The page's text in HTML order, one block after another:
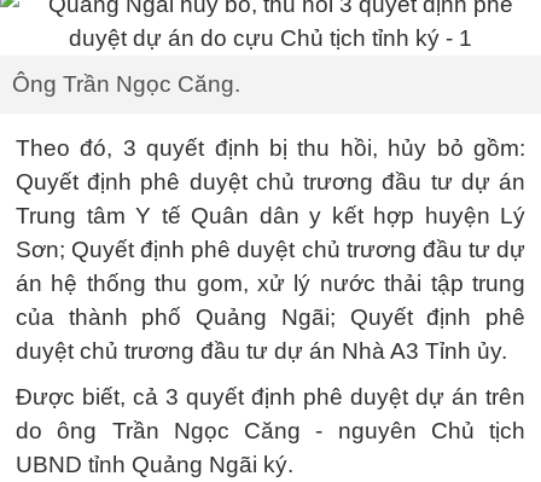
Ông Trần Ngọc Căng.
Theo đó, 3 quyết định bị thu hồi, hủy bỏ gồm:
Quyết định phê duyệt chủ trương đầu tư dự án
Trung tâm Y tế Quân dân y kết hợp huyện Lý
Sơn; Quyết định phê duyệt chủ trương đầu tư dự
án hệ thống thu gom, xử lý nước thải tập trung
của thành phố Quảng Ngãi; Quyết định phê
duyệt chủ trương đầu tư dự án Nhà A3 Tỉnh ủy.
Được biết, cả 3 quyết định phê duyệt dự án trên
do ông Trần Ngọc Căng - nguyên Chủ tịch
UBND tỉnh Quảng Ngãi ký.